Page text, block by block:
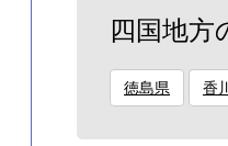
四国地方
徳島県 香